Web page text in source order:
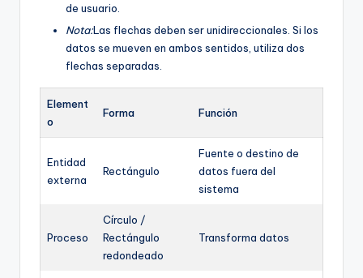
de usuario.
Nota:Las flechas deben ser unidireccionales. Si los
datos se mueven en ambos sentidos, utiliza dos
flechas separadas.
Element
o
Forma Función
Entidad
externa
Rectángulo
Fuente o destino de
datos fuera del
sistema
Proceso
Círculo /
Rectángulo
redondeado
Transforma datos